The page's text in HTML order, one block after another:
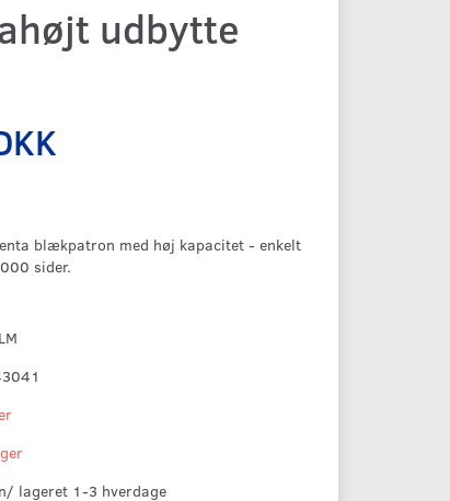
udbytte
blækpatron med høj kapacitet - enkelt
sider.
lageret 1-3 hverdage